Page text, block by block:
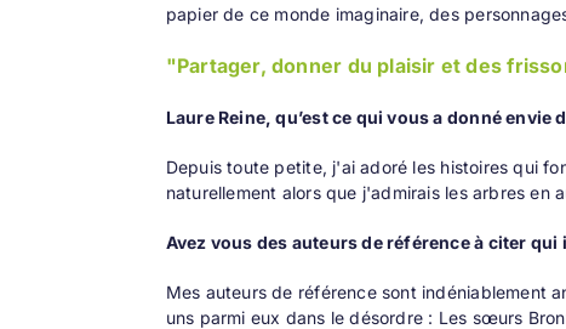
papier de ce monde imaginaire, des
"Partager, donner du plaisir et des
Laure Reine, qu’est ce qui vous a donné envie
Depuis toute petite, j'ai adoré les histoires qui
naturellement alors que j'admirais les arbres
Avez vous des auteurs de référence à citer
Mes auteurs de référence sont indéniablement
uns parmi eux dans le désordre : Les sœurs